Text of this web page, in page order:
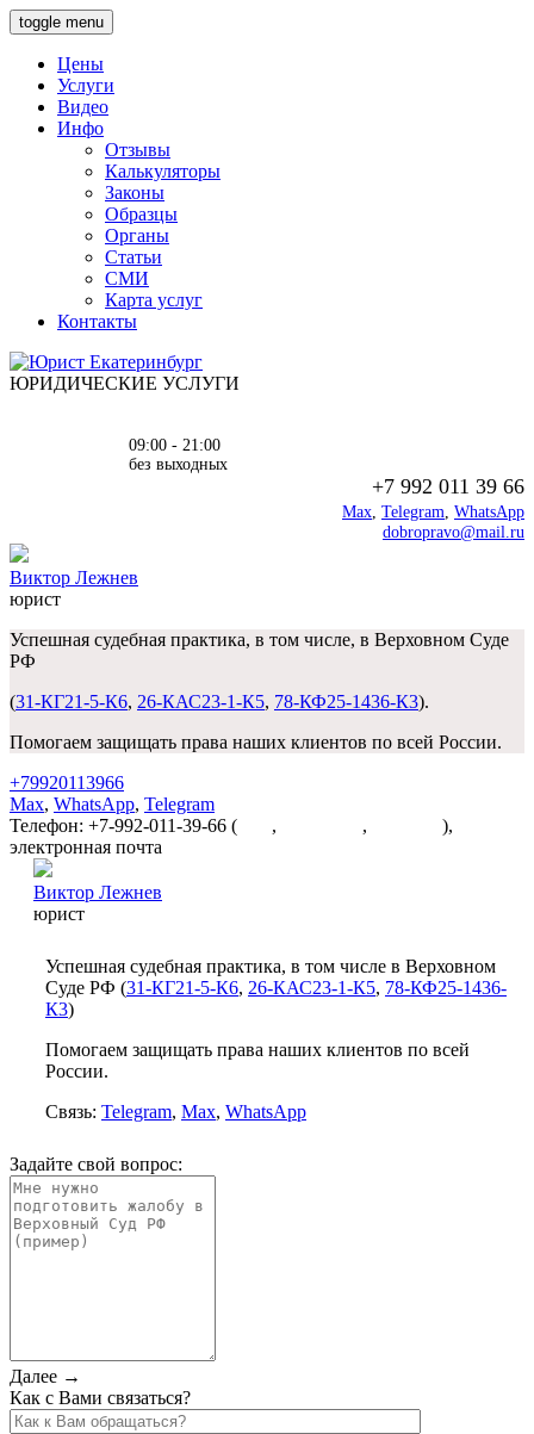
toggle menu
Цены
Услуги
Видео
Инфо
Отзывы
Калькуляторы
Законы
Образцы
Органы
Статьи
СМИ
Карта услуг
Контакты
ЮРИДИЧЕСКИЕ УСЛУГИ
09:00 - 21:00
без выходных
+7 992 011 39 66
Max, Telegram, WhatsApp
dobropravo@mail.ru
Виктор Лежнев
юрист
Успешная судебная практика, в том числе, в Верховном Суде
РФ
(31-КГ21-5-К6, 26-КАС23-1-К5, 78-КФ25-1436-К3).
Помогаем защищать права наших клиентов по всей России.
+79920113966
Max, WhatsApp, Telegram
Телефон: +7-992-011-39-66 (
, ,
),
электронная почта
Виктор Лежнев
юрист
Успешная судебная практика, в том числе в Верховном
Суде РФ (31-КГ21-5-К6, 26-КАС23-1-К5, 78-КФ25-1436-
К3)
Помогаем защищать права наших клиентов по всей
России.
Связь: Telegram, Max, WhatsApp
Задайте свой вопрос:
Далее →
Как с Вами связаться?